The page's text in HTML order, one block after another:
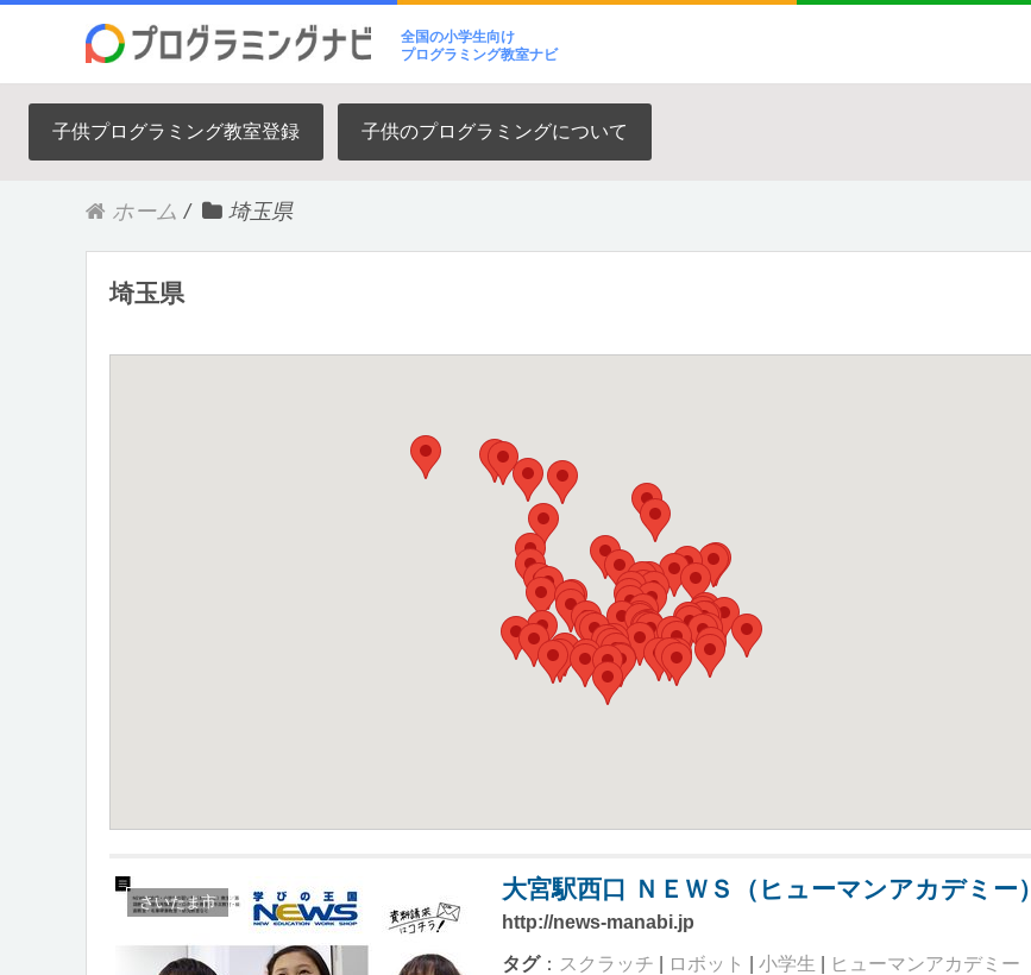
全国の小学生向け
プログラミング教室ナビ
子供プログラミング教室登録 子供のプログラミングについて
ホーム / 埼玉県
埼玉県
さいたま市 大宮駅西口 ＮＥＷＳ（ヒューマンアカデミー）
http://news-manabi.jp
タグ： スクラッチ ロボット 小学生
ヒューマンアカデミー